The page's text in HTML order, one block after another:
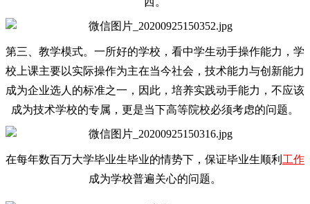
第三、教学模式。一所好的学校，看中学生动手操作能力，学
校上课主要以实际操作为主在当今社会，技术能力与创新能力
成为企业选人的标准之一，因此，培养实践动手能力，不应该
成为技术学校的专属，更是当下高等院校必须考虑的问题。
在每年数百万大学毕业生毕业的情势下，保证毕业生顺利 工作
成为学校普遍关心的问题。